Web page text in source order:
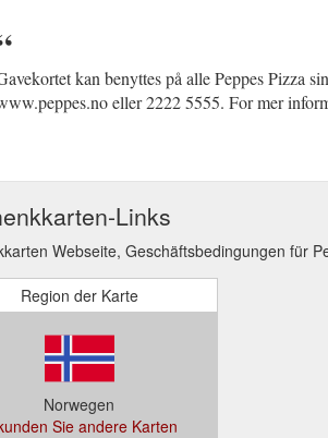
kan benyttes på alle Peppes Pizza
eller 2222 5555. For mer
Links
Webseite, Geschäftsbedingungen für
Region der Karte
Norwegen
Sie andere Karten